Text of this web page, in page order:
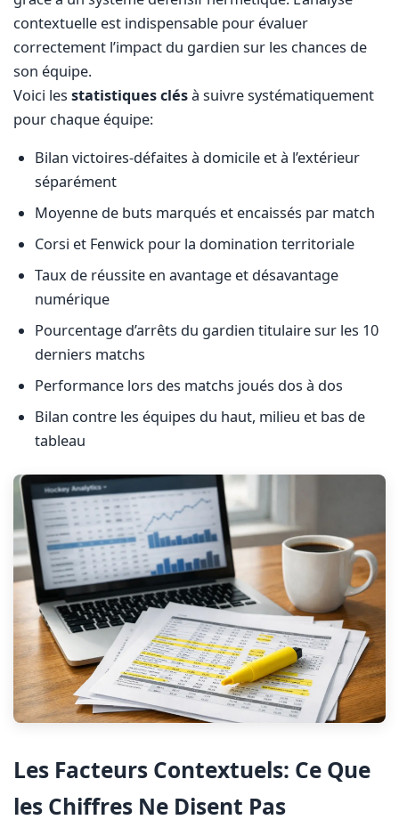
contextuelle est indispensable pour évaluer
correctement l’impact du gardien sur les chances de
son équipe.
Voici les statistiques clésà suivre systématiquement
pour chaque équipe:
Bilan victoires-défaites à domicile et à l’extérieur
séparément
Moyenne de buts marqués et encaissés par match
Corsi et Fenwick pour la domination territoriale
Taux de réussite en avantage et désavantage
numérique
Pourcentage d’arrêts du gardien titulaire sur les 10
derniers matchs
Performance lors des matchs joués dos à dos
Bilan contre les équipes du haut, milieu et bas de
tableau
Les Facteurs Contextuels: Ce Que
les Chiffres Ne Disent Pas